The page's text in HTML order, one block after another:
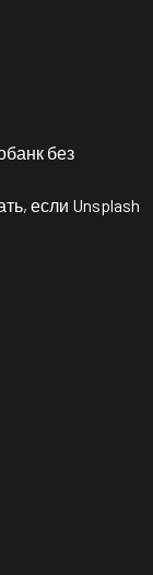
без
если Unsplash